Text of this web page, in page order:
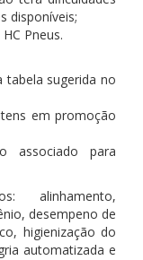
disponíveis;
Pneus.
tabela sugerida no
em promoção
associado para
alinhamento,
desempeno de
higienização do
automatizada e